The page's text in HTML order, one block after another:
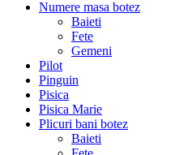
Numere masa botez
Baieti
Fete
Gemeni
Pilot
Pinguin
Pisica
Pisica Marie
Plicuri bani botez
Baieti